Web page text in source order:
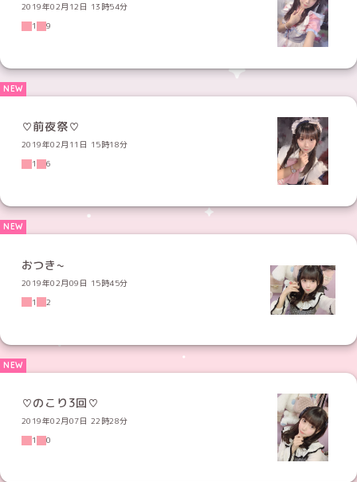
2019年02月12日 13時54分
1
9
♡前夜祭♡
2019年02月11日 15時18分
1
6
おつき~
2019年02月09日 15時45分
1
2
♡のこり3回♡
2019年02月07日 22時28分
1
0